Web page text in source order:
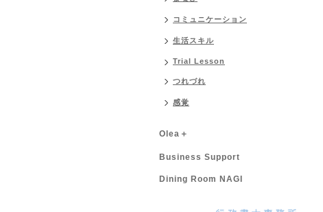
コミュニケーション
生活スキル
Trial Lesson
つれづれ
感覚
Olea＋
Business Support
Dining Room NAGI